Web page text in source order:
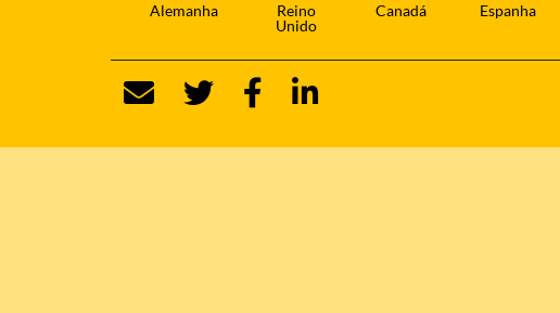
Alemanha
Reino
Unido
Canadá Espanha